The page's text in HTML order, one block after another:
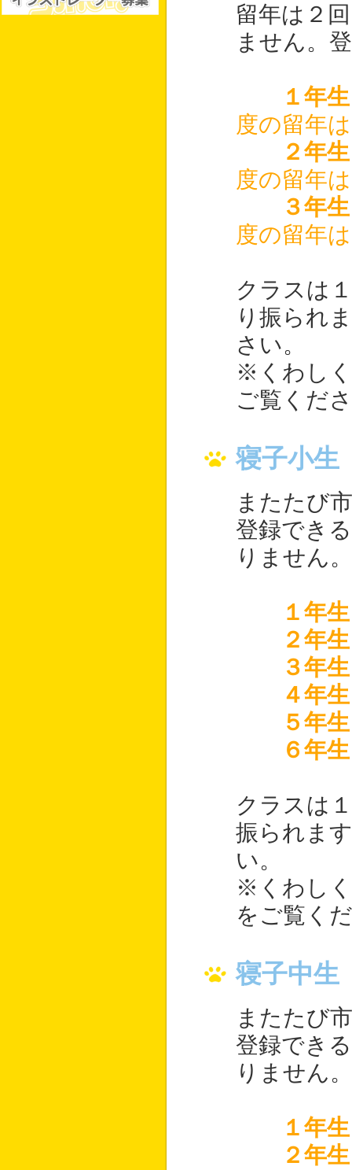
留年は２
ません。
１年
度の留年
２年
度の留年
３年
度の留年
クラスは
り振られ
さい。
※くわし
ご覧くだ
寝子小生
またたび
登録でき
りません。
１年
２年
３年
４年
５年
６年
クラスは
振られま
い。
※くわし
をご覧く
寝子中生
またたび
登録でき
りません。
１年
２年